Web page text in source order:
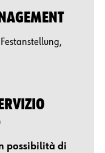
possibilità di